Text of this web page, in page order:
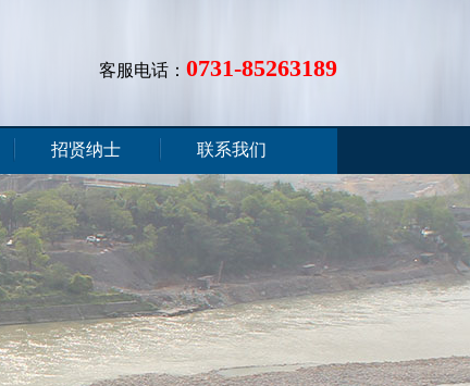
客服电话： 0731-85263189
招贤纳士 联系我们